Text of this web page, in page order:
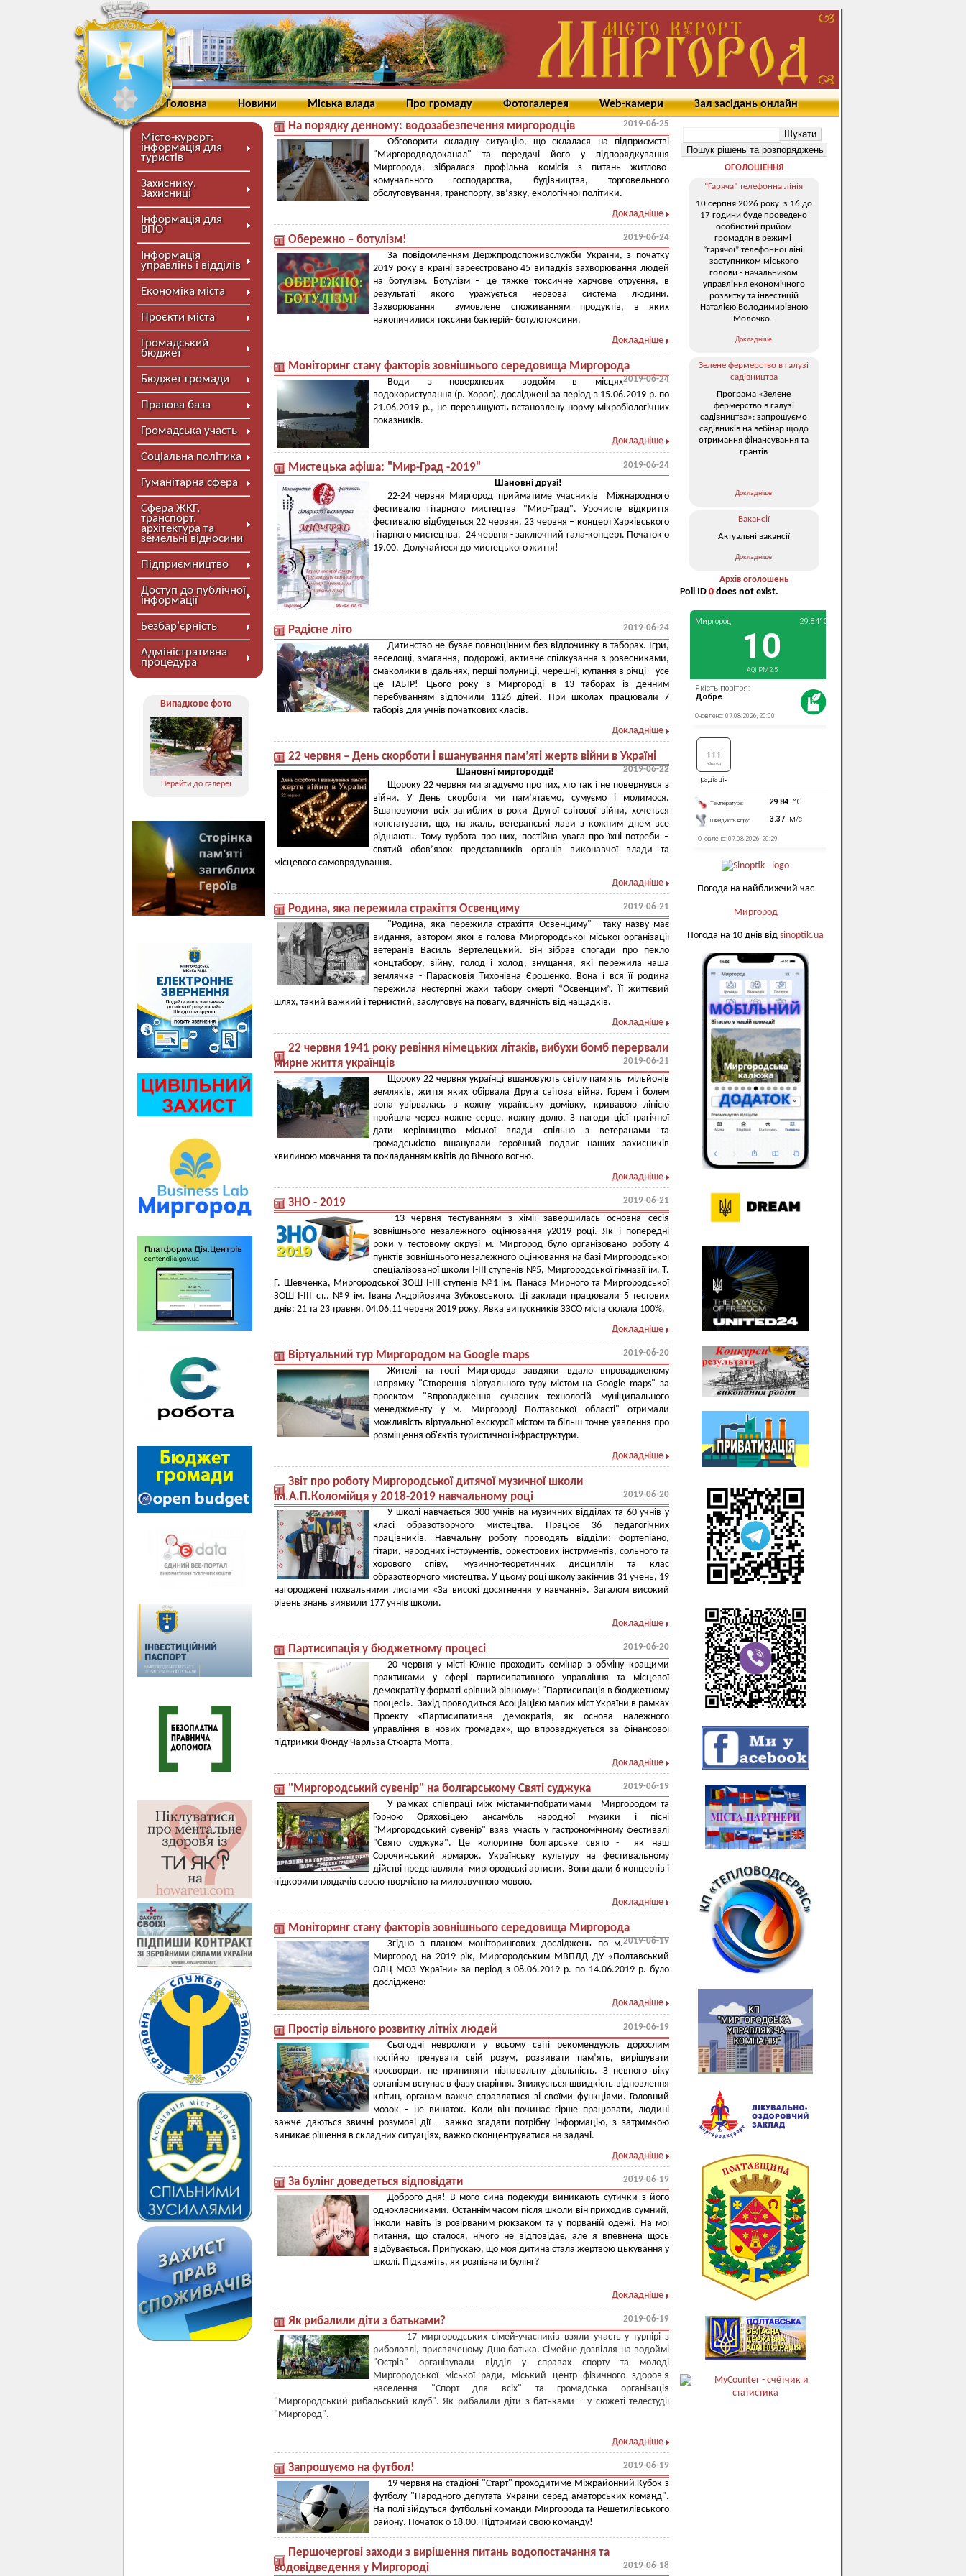
Головна Новини Міська влада Про громаду Фотогалерея Web-камери Зал засідань онлайн
Місто-курорт:
інформація для
туристів
Захиснику,
Захисниці
Інформація для
ВПО
Інформація
управлінь і відділів
Економіка міста
Проєкти міста
Громадський
бюджет
Бюджет громади
Правова база
Громадська участь
Соціальна політика
Гуманітарна сфера
Сфера ЖКГ,
транспорт,
архітектура та
земельні відносини
Підприємництво
Доступ до публічної
інформації
Безбар’єрність
Адміністративна
процедура
Випадкове фото
Перейти до галереї
На порядку денному: водозабезпечення миргородців 2019-06-25
Обговорити складну ситуацію, що склалася на підприємстві
"Миргородводоканал" та передачі його у підпорядкування
Миргорода, зібралася профільна комісія з
питань житлово-
комунального господарства, будівництва, торговельного
обслуговування, транспорту, зв’язку, екологічної політики.
Докладніше
Обережно – ботулізм! 2019-06-24
За повідомленням Держпродспоживслужби України, з початку
2019 року в країні зареєстровано 45 випадків захворювання людей
на ботулізм. Ботулізм – це тяжке токсичне харчове отруєння, в
результаті якого уражується нервова система людини.
Захворювання зумовлене споживанням продуктів, в яких
накопичилися токсини бактерій- ботулотоксини.
Докладніше
Моніторинг стану факторів зовнішнього середовища Миргорода
2019-06-24
Води з поверхневих водойм в місцях
водокористування (р. Хорол), досліджені за період з 15.06.2019 р. по
21.06.2019 р., не перевищують встановлену норму мікробіологічних
показників.
Докладніше
Мистецька афіша: "Мир-Град -2019" 2019-06-24
Шановні друзі!
22-24 червня Миргород прийматиме учасників Міжнародного
фестивалю гітарного мистецтва "Мир-Град". Урочисте відкриття
фестивалю відбудеться 22 червня. 23 червня – концерт Харківського
гітарного мистецтва. 24 червня - заключний гала-концерт. Початок о
19.00. Долучайтеся до мистецького життя!
Радісне літо 2019-06-24
Дитинство не буває повноцінним без відпочинку в таборах. Ігри,
веселощі, змагання, подорожі, активне спілкування з ровесниками,
смаколики в їдальнях, перші полуниці, черешні, купання в річці – усе
це ТАБІР! Цього року в Миргороді в 13 таборах із денним
перебуванням відпочили 1126 дітей. При школах працювали 7
таборів для учнів початкових класів.
Докладніше
22 червня – День скорботи і вшанування пам’яті жертв війни в Україні
2019-06-22
Шановні миргородці!
Щороку 22 червня ми згадуємо про тих, хто так і не повернувся з
війни. У День скорботи ми пам’ятаємо, сумуємо і молимося.
Вшановуючи всіх загиблих в роки Другої світової війни, хочеться
констатувати, що, на жаль, ветеранські лави з кожним днем все
рідшають. Тому турбота про них, постійна увага про їхні потреби –
святий обов’язок представників органів виконавчої влади та
місцевого самоврядування.
Докладніше
Родина, яка пережила страхіття Освенциму 2019-06-21
"Родина, яка пережила страхіття Освенциму" - таку назву має
видання, автором якої є голова Миргородської міської організації
ветеранів Василь Вертелецький. Він зібрав спогади про пекло
концтабору, війну, голод і холод, знущання, які пережила наша
землячка - Парасковія Тихонівна Єрошенко. Вона і вся її родина
пережила нестерпні жахи табору смерті “Освенцим”. Її життєвий
шлях, такий важкий і тернистий, заслуговує на повагу, вдячність від нащадків.
Докладніше
22 червня 1941 року ревіння німецьких літаків, вибухи бомб перервали
мирне життя українців
2019-06-21
Щороку 22 червня українці вшановують світлу пам'ять мільйонів
земляків, життя яких обірвала Друга світова війна. Горем і болем
вона увірвалась в кожну українську домівку, кривавою лінією
пройшла через кожне серце, кожну долю. З нагоди цієї трагічної
дати керівництво міської влади спільно з ветеранами та
громадськістю вшанували героїчний подвиг наших захисників
хвилиною мовчання та покладанням квітів до Вічного вогню.
Докладніше
ЗНО - 2019 2019-06-21
13 червня тестуванням з хімії завершилась основна сесія
зовнішнього незалежного оцінювання у2019 році. Як і попередні
роки у тестовому окрузі м. Миргород було організовано роботу 4
пунктів зовнішнього незалежного оцінювання на базі Миргородської
спеціалізованої школи І-ІІІ ступенів №5, Миргородської гімназії ім. Т.
Г. Шевченка, Миргородської ЗОШ І-ІІІ ступенів №1 ім. Панаса Мирного та Миргородської
ЗОШ І-ІІІ ст.. №9 ім. Івана Андрійовича Зубковського. Ці заклади працювали 5 тестових
днів: 21 та 23 травня, 04,06,11 червня 2019 року. Явка випускників ЗЗСО міста склала 100%.
Докладніше
Віртуальний тур Миргородом на Google maps 2019-06-20
Жителі та гості Миргорода завдяки вдало впровадженому
напрямку "Створення віртуального туру містом на Google maps" за
проектом "Впровадження сучасних технологій муніципального
менеджменту у м. Миргороді Полтавської області" отримали
можливість віртуальної екскурсії містом та більш точне уявлення про
розміщення об'єктів туристичної інфраструктури.
Докладніше
Звіт про роботу Миргородської дитячої музичної школи
ім.А.П.Коломійця у 2018-2019 навчальному році
2019-06-20
У школі навчається 300 учнів на музичних відділах та 60 учнів у
класі образотворчого мистецтва. Працює 36 педагогічних
працівників. Навчальну роботу проводять відділи: фортепіано,
гітари, народних інструментів, оркестрових інструментів, сольного та
хорового співу, музично-теоретичних дисциплін та клас
образотворчого мистецтва. У цьому році школу закінчив 31 учень, 19
нагороджені похвальними листами «За високі досягнення у навчанні». Загалом високий
рівень знань виявили 177 учнів школи.
Докладніше
Партисипація у бюджетному процесі 2019-06-20
20 червня у місті Южне проходить семінар з обміну кращими
практиками у сфері партисипативного управління та місцевої
демократії у форматі «рівний рівному»: "Партисипація в бюджетному
процесі». Захід проводиться Асоціацією малих міст України в рамках
Проекту «Партисипативна демократія, як основа належного
управління в нових громадах», що впроваджується за фінансової
підтримки Фонду Чарльза Стюарта Мотта.
Докладніше
"Миргородський сувенір" на болгарському Святі суджука 2019-06-19
У рамках співпраці між містами-побратимами Миргородом та
Горною Оряховіцею ансамбль народної музики і пісні
"Миргородський сувенір" взяв участь у гастрономічному фестивалі
"Свято суджука". Це колоритне болгарське свято - як наш
Сорочинський ярмарок. Українську культуру на фестивальному
дійстві представляли миргородські артисти. Вони дали 6 концертів і
підкорили глядачів своєю творчістю та милозвучною мовою.
Докладніше
Моніторинг стану факторів зовнішнього середовища Миргорода
2019-06-19
Згідно з планом моніторингових досліджень по м.
Миргород на 2019 рік, Миргородським МВПЛД ДУ «Полтавський
ОЛЦ МОЗ України» за період з 08.06.2019 р. по 14.06.2019 р. було
досліджено:
Докладніше
Простір вільного розвитку літніх людей 2019-06-19
Сьогодні неврологи у всьому світі рекомендують дорослим
постійно тренувати свій розум, розвивати пам’ять, вирішувати
кросворди, не припиняти пізнавальну діяльність. З певного віку
організм вступає в фазу старіння. Знижується швидкість відновлення
клітин, органам важче справлятися зі своїми функціями. Головний
мозок – не виняток. Коли він починає гірше працювати, людині
важче даються звичні розумові дії – важко згадати потрібну інформацію, з затримкою
виникає рішення в складних ситуаціях, важко сконцентруватися на задачі.
Докладніше
За булінг доведеться відповідати 2019-06-19
Доброго дня! В мого сина подекуди виникають сутички з його
однокласниками. Останнім часом після школи він приходив сумний,
інколи навіть із розірваним рюкзаком та у порваній одежі. На мої
питання, що сталося, нічого не відповідає, але я впевнена щось
відбувається. Припускаю, що моя дитина стала жертвою цькування у
школі. Підкажіть, як розпізнати булінг?
Докладніше
Як рибалили діти з батьками? 2019-06-19
17 миргородських сімей-учасників взяли участь у турнірі з
риболовлі, присвяченому Дню батька. Сімейне дозвілля на водоймі
"Острів" організували відділ у справах спорту та молоді
Миргородської міської ради, міський центр фізичного здоров'я
населення "Спорт для всіх" та громадська організація
"Миргородський рибальський клуб". Як рибалили діти з батьками – у сюжеті телестудії
"Миргород".
Докладніше
Запрошуємо на футбол! 2019-06-19
19 червня на стадіоні "Старт" проходитиме Міжрайонний Кубок з
футболу "Народного депутата України серед аматорських команд".
На полі зійдуться футбольні команди Миргорода та Решетилівського
району. Початок о 18.00. Підтримай свою команду!
Першочергові заходи з вирішення питань водопостачання та
водовідведення у Миргороді
2019-06-18
ОГОЛОШЕННЯ
“Гаряча” телефонна лінія
10 серпня 2026 року з 16 до
17 години буде проведено
особистий прийом
громадян в режимі
“гарячої” телефонної лінії
заступником міського
голови - начальником
управління економічного
розвитку та інвестицій
Наталією Володимирівною
Молочко.
Докладніше
Зелене фермерство в галузі
садівництва
Програма «Зелене
фермерство в галузі
садівництва»: запрошуємо
садівників на вебінар щодо
отримання фінансування та
грантів
Докладніше
Вакансії
Актуальні вакансії
Докладніше
Архів оголошень
Poll ID 0 does not exist.
Погода на найближчий час
Миргород
Погода на 10 днів від sinoptik.ua